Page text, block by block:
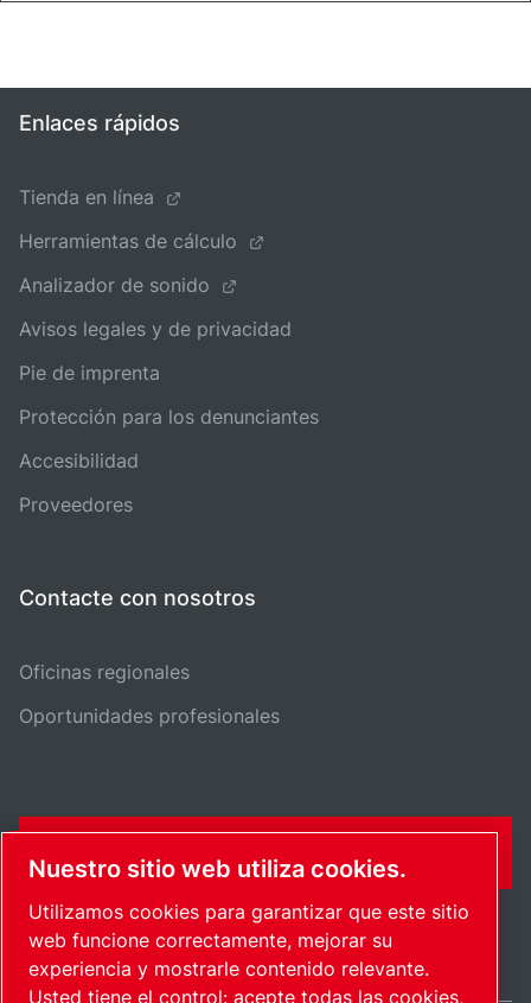
Enlaces rápidos
Tienda en línea
Herramientas de cálculo
Analizador de sonido
Avisos legales y de privacidad
Pie de imprenta
Protección para los denunciantes
Accesibilidad
Proveedores
Contacte con nosotros
Oficinas regionales
Oportunidades profesionales
Nuestro sitio web utiliza cookies.
Utilizamos cookies para garantizar que este sitio
web funcione correctamente, mejorar su
experiencia y mostrarle contenido relevante.
Usted tiene el control: acepte todas las cookies,